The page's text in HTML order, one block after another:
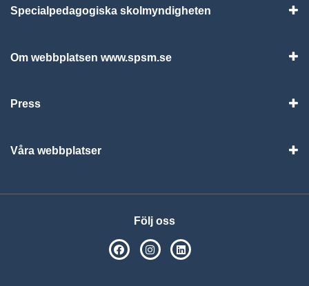
Specialpedagogiska skolmyndigheten
Om webbplatsen www.spsm.se
Press
Våra webbplatser
Följ oss
SPSM på Facebook
SPSM på Instagram